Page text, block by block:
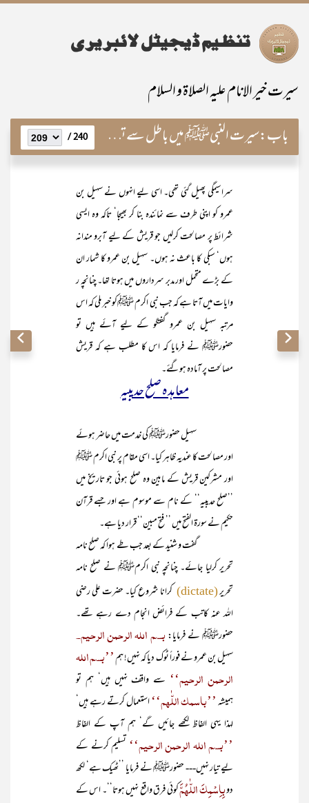
سیرت خیر الانام علیہ الصلاۃ و السلام
باب:سیرت النبیﷺ میں باطل سے تصادم کے تکمیلی مراحل 240 /
سراسیمگی پھیل گئی تھی۔ اسی لیے انہوں نے سہیل بن
عمرو کو اپنی طرف سے نمائندہ بنا کر بھیجا‘ تاکہ وہ ایسی
شرائط پر مصالحت کرلیں جو قریش کے لیے آبرو مندانہ
ہوں‘ سبکی کا باعث نہ ہوں۔ سہیل بن عمرو کا شمار ان
کے بڑے متحمل اور مدبر سرداروں میں ہوتا تھا۔ چنانچہ ر
وایات میں آتا ہے کہ جب نبی اکرم ﷺکو خبر ملی کہ اس
مرتبہ سہیل بن عمرو گفتگو کے لیے آئے ہیں تو
حضورﷺ نے فرمایا کہ اس کا مطلب ہے کہ قریش
مصالحت پر آمادہ ہوگئے۔
معاہدہ صلح حدیبیہ
سہیل حضورﷺ کی خدمت میں حاضر ہوئے
اور مصالحت کا عندیہ ظاہر کیا۔ اسی مقام پر نبی اکرم ﷺ
اور مشرکین قریش کے مابین وہ صلح ہوئی جو تاریخ میں
’’صلح حدیبیہ‘‘ کے نام سے موسوم ہے اور جسے قرآن
حکیم نے سورۃ الفتح میں ’’فتح مبین‘‘ قرار دیا ہے۔
گفت و شنید کے بعد جب طے ہوا کہ صلح نامہ
تحریر کرلیا جائے۔ چنانچہ نبی اکرمﷺ نے صلح نامہ
تحریر(dictate)
کرانا شروع کیا۔ حضرت علی رضی
اللہ عنہ کاتب کے فرائض انجام دے رہے تھے۔
حضورﷺ نے فرمایا:بسم اللہ الرحمن الرحیم۔
سہیل بن عمرو نے فوراً ٹوک دیا کہ نہیں! ہم’’بسم اللہ
الرحمن الرحیم‘‘ سے واقف نہیں ہیں‘ ہم تو
ہمیشہ’’باسمک اللّٰھم‘‘استعمال کرتے رہے ہیں‘
لہذا یہی الفاظ لکھے جائیں گے‘ ہم آپ کے الفاظ
’’بسم اللہ الرحمن الرحیم‘‘ تسلیم کرنے کے
لیے تیار نہیں--- حضورﷺ نے فرمایا ’’ٹھیک ہے‘ لکھ
دوبِاِسْمِکَ اللّٰھُمَّکوئی فرق واقع نہیں ہوتا‘‘۔ اس کے